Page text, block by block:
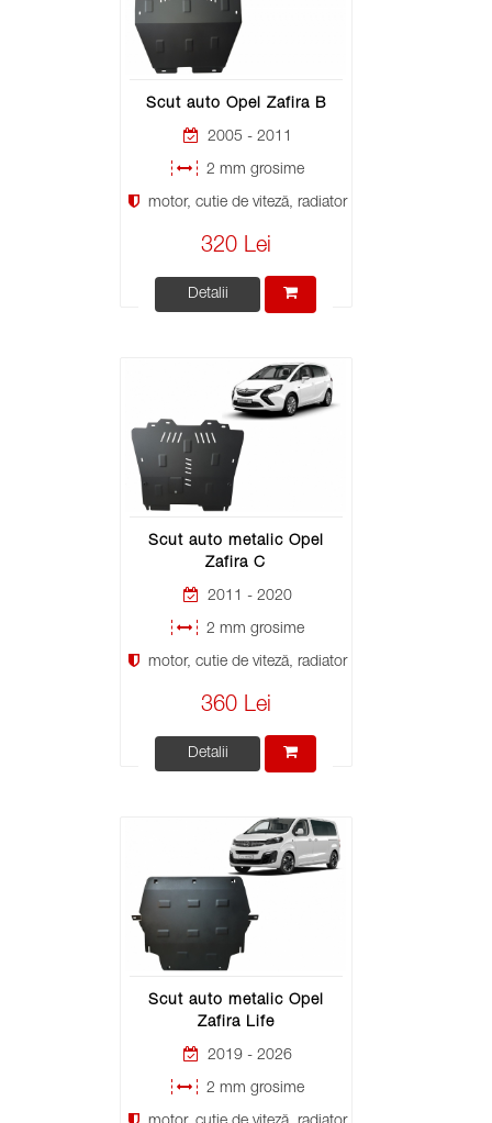
Scut auto Opel Zafira B
2005 - 2011
2 mm grosime
motor, cutie de viteză, radiator
320 Lei
Detalii
Scut auto metalic Opel
Zafira C
2011 - 2020
2 mm grosime
motor, cutie de viteză, radiator
360 Lei
Detalii
Scut auto metalic Opel
Zafira Life
2019 - 2026
2 mm grosime